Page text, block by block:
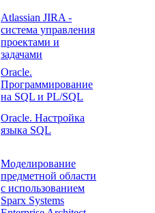
Atlassian JIRA -
система управления
проектами и
задачами
Oracle.
Программирование
на SQL и PL/SQL
Oracle. Настройка
языка SQL
Моделирование
предметной области
с использованием
Sparx Systems